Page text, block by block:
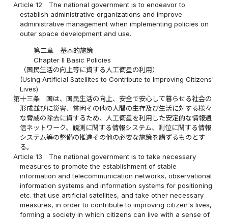
Article 12
The national government is to endeavor to
establish administrative organizations and improve
administrative management when implementing policies on
outer space development and use.
第二章 基本的施策
Chapter II Basic Policies
（国民生活の向上等に資する人工衛星の利用）
(Using Artificial Satellites to Contribute to Improving Citizens'
Lives)
第十三条
国は、国民生活の向上、安全で安心して暮らせる社会の
形成並びに災害、貧困その他の人間の生存及び生活に対する様々
な脅威の除去に資するため、人工衛星を利用した安定的な情報通
信ネットワーク、観測に関する情報システム、測位に関する情報
システム等の整備の推進その他の必要な施策を講ずるものとす
る。
Article 13
The national government is to take necessary
measures to promote the establishment of stable
information and telecommunication networks, observational
information systems and information systems for positioning
etc. that use artificial satellites, and take other necessary
measures, in order to contribute to improving citizen's lives,
forming a society in which citizens can live with a sense of